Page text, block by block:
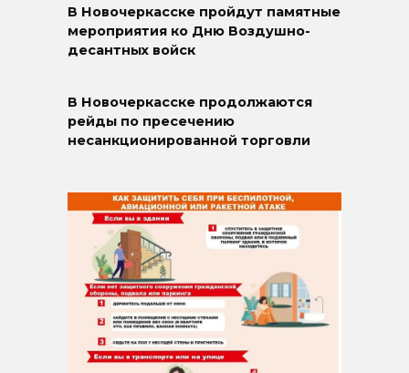
В Новочеркасске пройдут памятные
мероприятия ко Дню Воздушно-
десантных войск
В Новочеркасске продолжаются
рейды по пресечению
несанкционированной торговли